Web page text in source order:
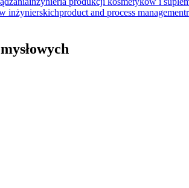
inżynierskichproduct and process management